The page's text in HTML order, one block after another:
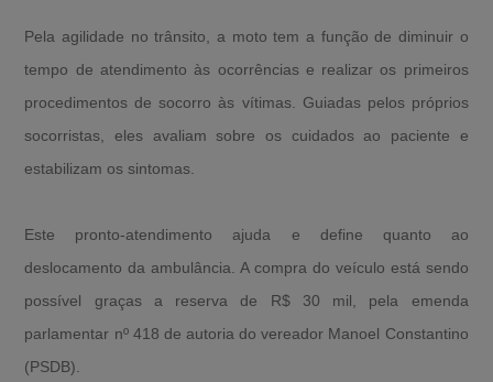
Pela agilidade no trânsito, a moto tem a função de diminuir o
tempo de atendimento às ocorrências e realizar os primeiros
procedimentos de socorro às vítimas. Guiadas pelos próprios
socorristas, eles avaliam sobre os cuidados ao paciente e
estabilizam os sintomas.
Este pronto-atendimento ajuda e define quanto ao
deslocamento da ambulância. A compra do veículo está sendo
possível graças a reserva de R$ 30 mil, pela emenda
parlamentar nº 418 de autoria do vereador Manoel Constantino
(PSDB).